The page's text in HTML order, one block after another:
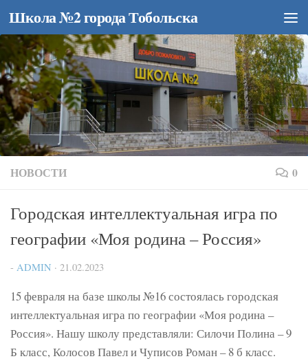
Перейти к содержимому
Школа №2 города Тобольска
НОВОСТИ 0
Городская интеллектуальная игра по
географии «Моя родина – Россия»
- ADMIN · 21.02.2023
15 февраля на базе школы №16 состоялась городская
интеллектуальная игра по географии «Моя родина –
Россия». Нашу школу представляли: Силочи Полина – 9
Б класс, Колосов Павел и Чуписов Роман – 8 б класс.